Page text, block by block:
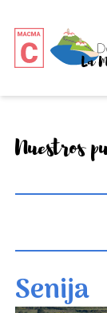
Nuestros
Senija